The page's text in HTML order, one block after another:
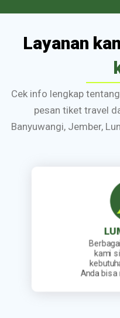
Layanan
Cek info lengkap
pesan tiket travel
Banyuwangi, Jember,